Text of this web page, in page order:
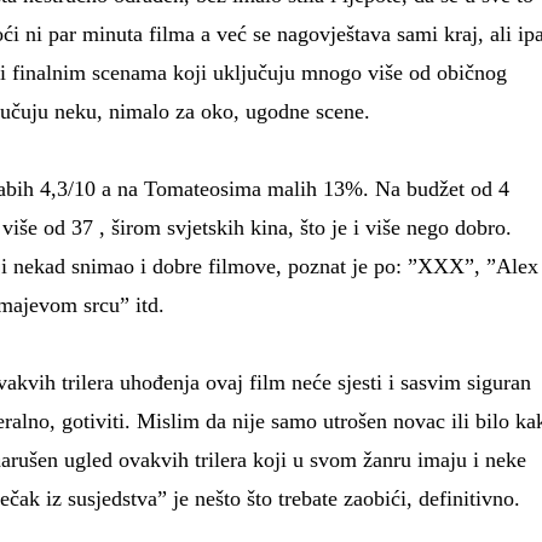
ni par minuta filma a već se nagovještava sami kraj, ali
finalnim scenama koji uključuju mnogo više od običnog
neku, nimalo za oko, ugodne scene.
4,3/10 a na Tomateosima malih 13%. Na budžet od 4
od 37 , širom svjetskih kina, što je i više nego dobro.
snimao i dobre filmove, poznat je po: ”XXX”, ”Alex
srcu” itd.
trilera uhođenja ovaj film neće sjesti i sasvim siguran
gotiviti. Mislim da nije samo utrošen novac ili bilo
ugled ovakvih trilera koji u svom žanru imaju i neke
iz susjedstva” je nešto što trebate zaobići, definitivno.